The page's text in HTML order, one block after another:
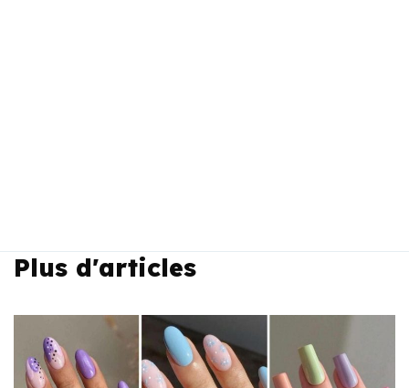
Plus d'articles